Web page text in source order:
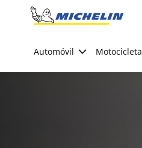
Go to page content
Automóvil Motocicleta